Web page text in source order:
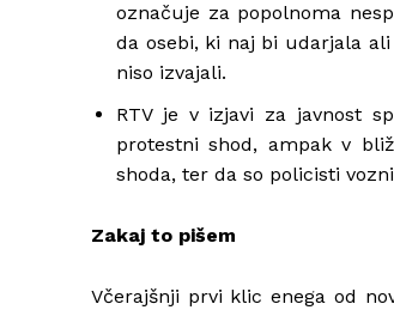
označuje za popolnoma
da osebi, ki naj bi udarjala
niso izvajali.
RTV je v izjavi za javnost
protestni shod, ampak v
shoda, ter da so policisti
Zakaj to pišem
Včerajšnji prvi klic enega od